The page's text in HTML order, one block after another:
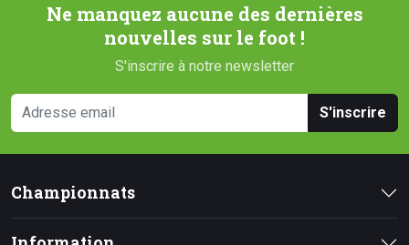
Ne manquez aucune des dernières
nouvelles sur le foot !
S'inscrire à notre newsletter
S'inscrire
Championnats